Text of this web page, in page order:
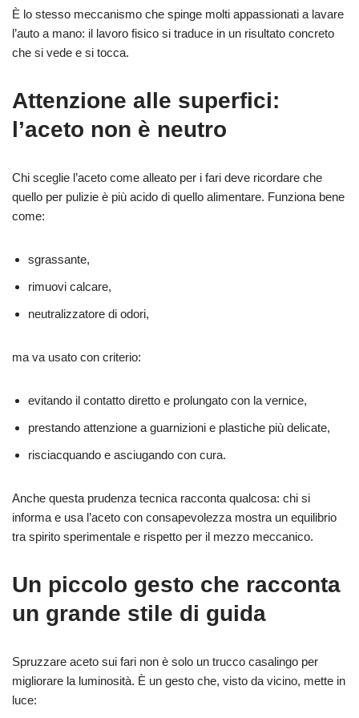
È lo stesso meccanismo che spinge molti appassionati a lavare
l’auto a mano: il lavoro fisico si traduce in un risultato concreto
che si vede e si tocca.
Attenzione alle superfici:
l’aceto non è neutro
Chi sceglie l’aceto come alleato per i fari deve ricordare che
quello per pulizie è più acido di quello alimentare. Funziona bene
come:
sgrassante,
rimuovi calcare,
neutralizzatore di odori,
ma va usato con criterio:
evitando il contatto diretto e prolungato con la vernice,
prestando attenzione a guarnizioni e plastiche più delicate,
risciacquando e asciugando con cura.
Anche questa prudenza tecnica racconta qualcosa: chi si
informa e usa l’aceto con consapevolezza mostra un equilibrio
tra spirito sperimentale e rispetto per il mezzo meccanico.
Un piccolo gesto che racconta
un grande stile di guida
Spruzzare aceto sui fari non è solo un trucco casalingo per
migliorare la luminosità. È un gesto che, visto da vicino, mette in
luce: